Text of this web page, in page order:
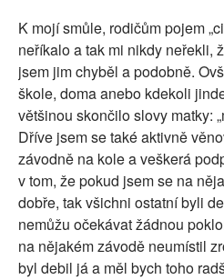
K mojí smůle, rodičům pojem
neříkalo a tak mi nikdy neřekli,
jsem jim chyběl a podobně.
škole, doma anebo kdekoli
většinou skončilo slovy matky:
Dříve jsem se také aktivně
závodně na kole a veškerá
v tom, že pokud jsem se na
dobře, tak všichni ostatní byli
nemůžu očekávat žádnou
na nějakém závodě neumístil
byl debil já a měl bych toho